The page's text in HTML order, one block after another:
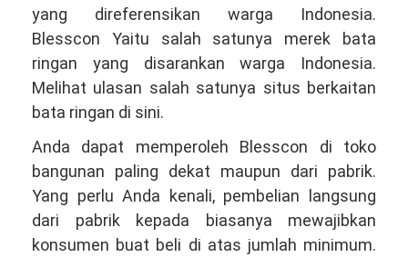
yang direferensikan warga Indonesia.
Blesscon Yaitu salah satunya merek bata
ringan yang disarankan warga Indonesia.
Melihat ulasan salah satunya situs berkaitan
bata ringan di sini.
Anda dapat memperoleh Blesscon di toko
bangunan paling dekat maupun dari pabrik.
Yang perlu Anda kenali, pembelian langsung
dari pabrik kepada biasanya mewajibkan
konsumen buat beli di atas jumlah minimum.